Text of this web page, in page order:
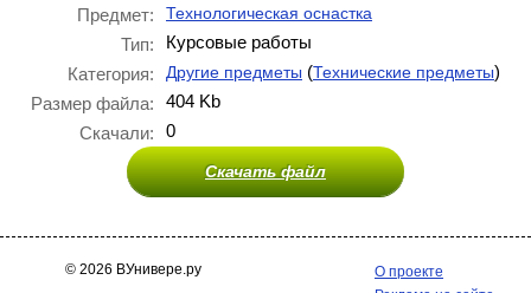
Предмет: Технологическая оснастка
Тип:
Курсовые работы
Категория:
Другие предметы (Технические предметы)
Размер файла:
404 Kb
Скачали:
0
Скачать файл
© 2026 ВУнивере.ру
О проекте